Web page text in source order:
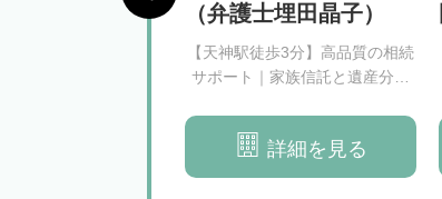
二弁護士）
（弁護士埋田晶子）
【天神駅徒歩3分】高品質の相続
サポート｜家族信託と遺産分割
詳細を見る